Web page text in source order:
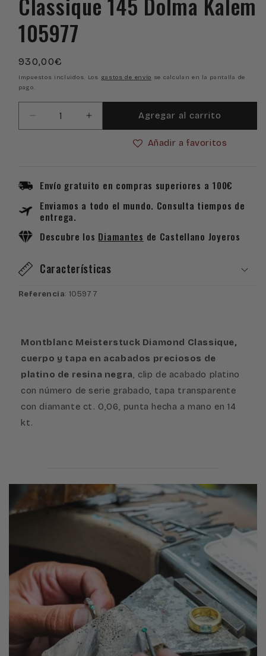
105977
Precio
habitual
930,00€
Impuestos incluidos. Los gastos de envío se calculan en la pantalla de
pago.
Reducir
cantidad
Meisterstück
Classique
145
Dolma
Aumentar
cantidad
Meisterstück
Classique
Dolma
Kalem
Agregar al carrito
Añadir a favoritos
Envío gratuito en compras superiores a 100€
Enviamos a todo el mundo. Consulta tiempos de
entrega.
Descubre los Diamantes de Castellano Joyeros
Características
Referencia: 105977
Montblanc Meisterstuck Diamond Classique,
cuerpo y tapa en acabados preciosos de
platino de resina negra, clip de acabado platino
con número de serie grabado, tapa transparente
con diamante ct. 0,06, punta hecha a mano en 14
kt.